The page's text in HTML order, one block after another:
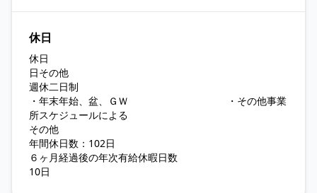
休日
休日
日その他
週休二日制
・年末年始、盆、ＧＷ ・その他事業
所スケジュールによる
その他
年間休日数：102日
６ヶ月経過後の年次有給休暇日数
10日